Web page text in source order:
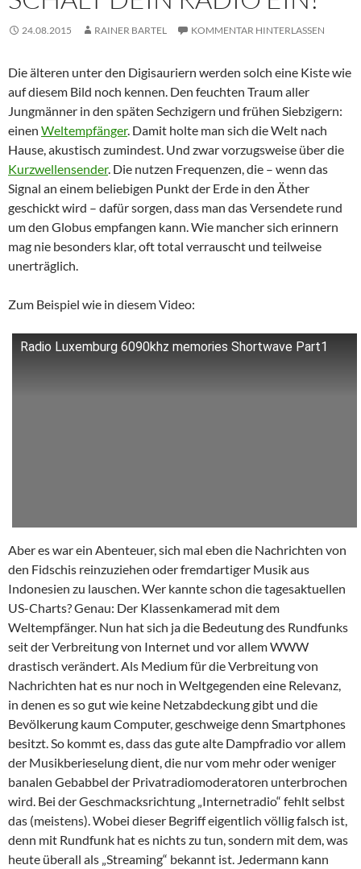
24.08.2015 RAINER BARTEL KOMMENTAR HINTERLASSEN
Die älteren unter den Digisauriern werden solch eine Kiste wie
auf diesem Bild noch kennen. Den feuchten Traum aller
Jungmänner in den späten Sechzigern und frühen Siebzigern:
einen Weltempfänger. Damit holte man sich die Welt nach
Hause, akustisch zumindest. Und zwar vorzugsweise über die
Kurzwellensender. Die nutzen Frequenzen, die – wenn das
Signal an einem beliebigen Punkt der Erde in den Äther
geschickt wird – dafür sorgen, dass man das Versendete rund
um den Globus empfangen kann. Wie mancher sich erinnern
mag nie besonders klar, oft total verrauscht und teilweise
unerträglich.
Zum Beispiel wie in diesem Video:
Radio Luxemburg 6090khz memories Shortwave Part1
Aber es war ein Abenteuer, sich mal eben die Nachrichten von
den Fidschis reinzuziehen oder fremdartiger Musik aus
Indonesien zu lauschen. Wer kannte schon die tagesaktuellen
US-Charts? Genau: Der Klassenkamerad mit dem
Weltempfänger. Nun hat sich ja die Bedeutung des Rundfunks
seit der Verbreitung von Internet und vor allem WWW
drastisch verändert. Als Medium für die Verbreitung von
Nachrichten hat es nur noch in Weltgegenden eine Relevanz,
in denen es so gut wie keine Netzabdeckung gibt und die
Bevölkerung kaum Computer, geschweige denn Smartphones
besitzt. So kommt es, dass das gute alte Dampfradio vor allem
der Musikberieselung dient, die nur vom mehr oder weniger
banalen Gebabbel der Privatradiomoderatoren unterbrochen
wird. Bei der Geschmacksrichtung „Internetradio“ fehlt selbst
das (meistens). Wobei dieser Begriff eigentlich völlig falsch ist,
denn mit Rundfunk hat es nichts zu tun, sondern mit dem, was
heute überall als „Streaming“ bekannt ist. Jedermann kann